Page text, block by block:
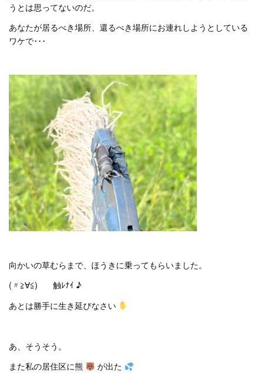
うとは思ってないのだ。
あなたが居るべき場所、還るべき場所にお連れしようとしている
ワケで･･･
向かいの草むらまで、ほうきに乗ってもらいました。
(〃≧∀≦)ゞ 触ﾚﾅｲ ♪
あとは勝手に生き延びなさい
あ、そうそう。
また私の居住区に熊
が出た